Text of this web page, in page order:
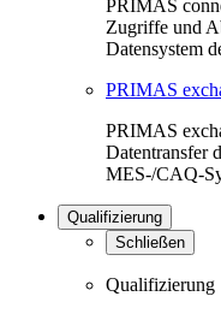
PRIMAS
Zugriffe und
Datensystem
PRIMAS
PRIMAS
Datentransfer
MES-/CAQ-
Qualifizierung
Schließen
Qualifizierung